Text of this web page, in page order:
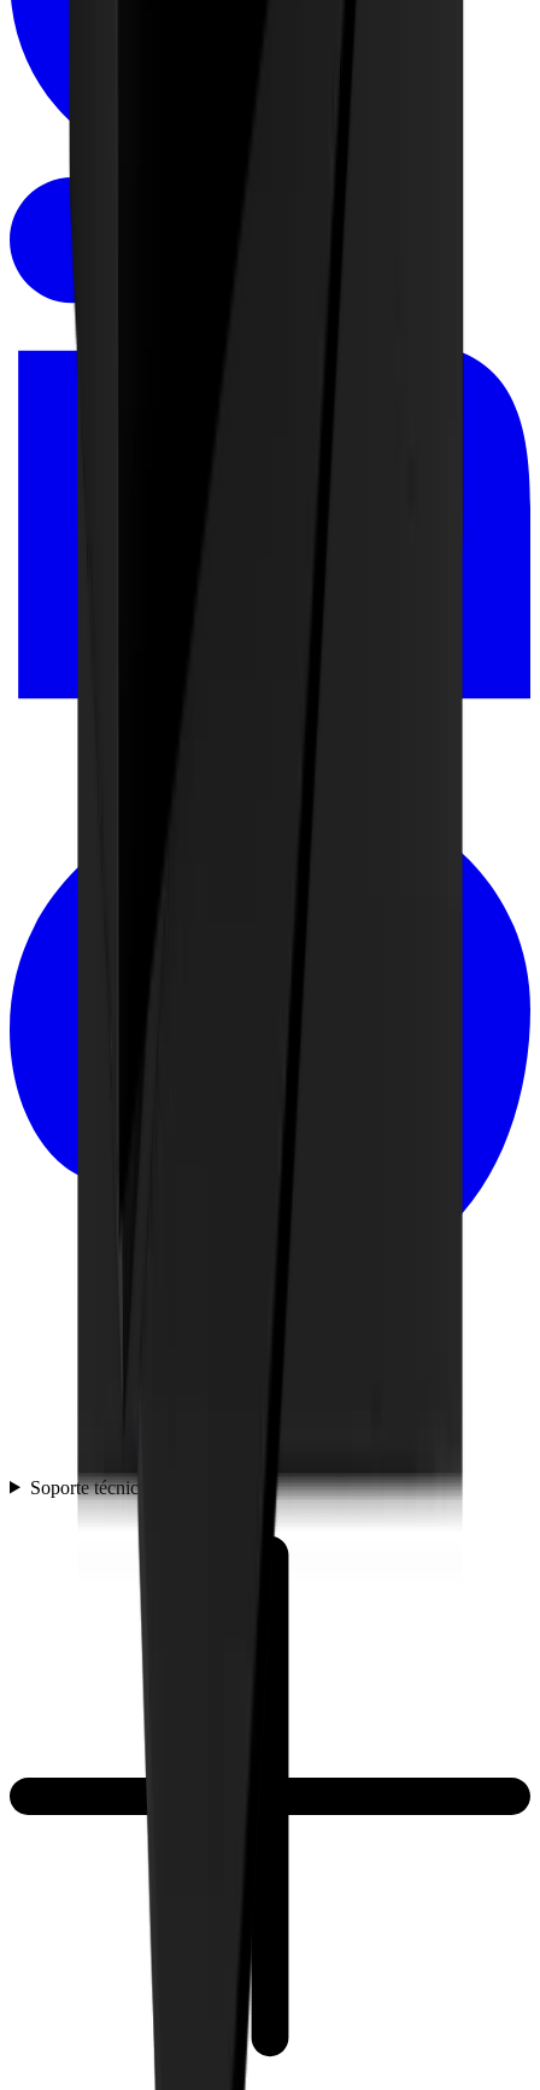
Soporte técnico y preguntas